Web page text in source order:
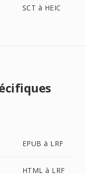
SCT à HEIC
EPUB à LRF
HTML à LRF